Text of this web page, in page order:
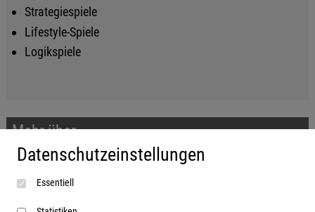
Strategiespiele
Lifestyle-Spiele
Logikspiele
Mehr über...
Impressum
AGB
Datenschutzerklärung
Datenschutzeinstellungen
Essentiell